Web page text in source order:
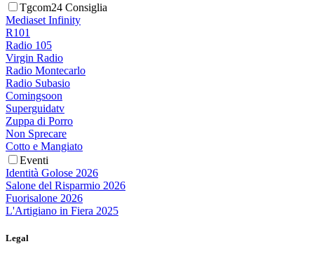
Tgcom24 Consiglia
Mediaset Infinity
R101
Radio 105
Virgin Radio
Radio Montecarlo
Radio Subasio
Comingsoon
Superguidatv
Zuppa di Porro
Non Sprecare
Cotto e Mangiato
Eventi
Identità Golose 2026
Salone del Risparmio 2026
Fuorisalone 2026
L'Artigiano in Fiera 2025
Legal